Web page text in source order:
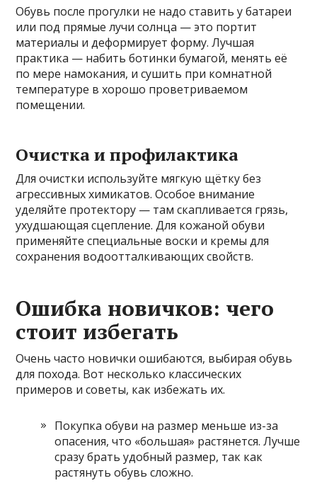
Обувь после прогулки не надо ставить у батареи
или под прямые лучи солнца — это портит
материалы и деформирует форму. Лучшая
практика — набить ботинки бумагой, менять её
по мере намокания, и сушить при комнатной
температуре в хорошо проветриваемом
помещении.
Очистка и профилактика
Для очистки используйте мягкую щётку без
агрессивных химикатов. Особое внимание
уделяйте протектору — там скапливается грязь,
ухудшающая сцепление. Для кожаной обуви
применяйте специальные воски и кремы для
сохранения водоотталкивающих свойств.
Ошибка новичков: чего
стоит избегать
Очень часто новички ошибаются, выбирая обувь
для похода. Вот несколько классических
примеров и советы, как избежать их.
Покупка обуви на размер меньше из-за
опасения, что «большая» растянется. Лучше
сразу брать удобный размер, так как
растянуть обувь сложно.